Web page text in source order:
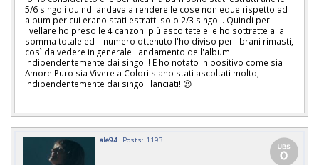
5/6 singoli quindi andava a rendere le cose non eque rispetto ad
album per cui erano stati estratti solo 2/3 singoli. Quindi per
livellare ho preso le 4 canzoni più ascoltate e le ho sottratte alla
somma totale ed il numero ottenuto l'ho diviso per i brani rimasti,
così da vedere in generale l'andamento dell'album
indipendentemente dai singoli! E ho notato in positivo come sia
Amore Puro sia Vivere a Colori siano stati ascoltati molto,
indipendentemente dai singoli lanciati! 😉
ale94 Posts: 1193